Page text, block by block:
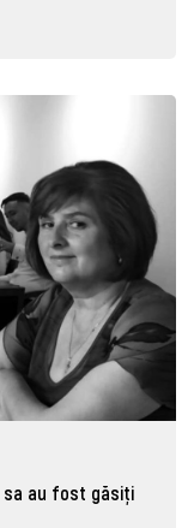
sa au fost găsiți